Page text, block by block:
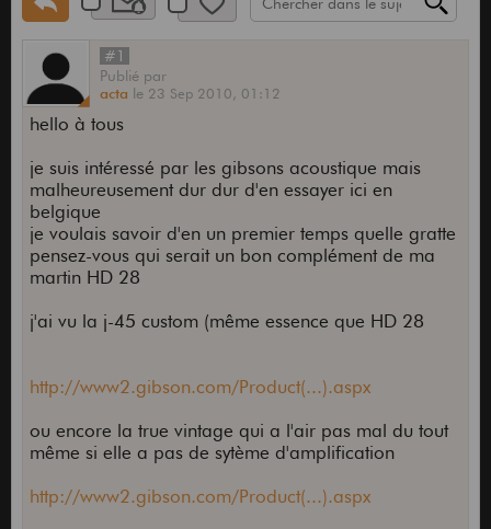
#1
Publié par
acta le 23 Sep 2010, 01:12
hello à tous
je suis intéressé par les gibsons acoustique mais
malheureusement dur dur d'en essayer ici en
belgique
je voulais savoir d'en un premier temps quelle gratte
pensez-vous qui serait un bon complément de ma
martin HD 28
j'ai vu la j-45 custom (même essence que HD 28
http://www2.gibson.com/Product(...).aspx
ou encore la true vintage qui a l'air pas mal du tout
même si elle a pas de sytème d'amplification
http://www2.gibson.com/Product(...).aspx